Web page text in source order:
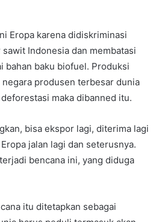
Eropa karena didiskriminasi
Indonesia dan membatasi
bahan baku biofuel. Produksi
produsen terbesar dunia
maka dibanned itu.
bisa ekspor lagi, diterima lagi
jalan lagi dan seterusnya.
bencana ini, yang diduga
itu ditetapkan sebagai